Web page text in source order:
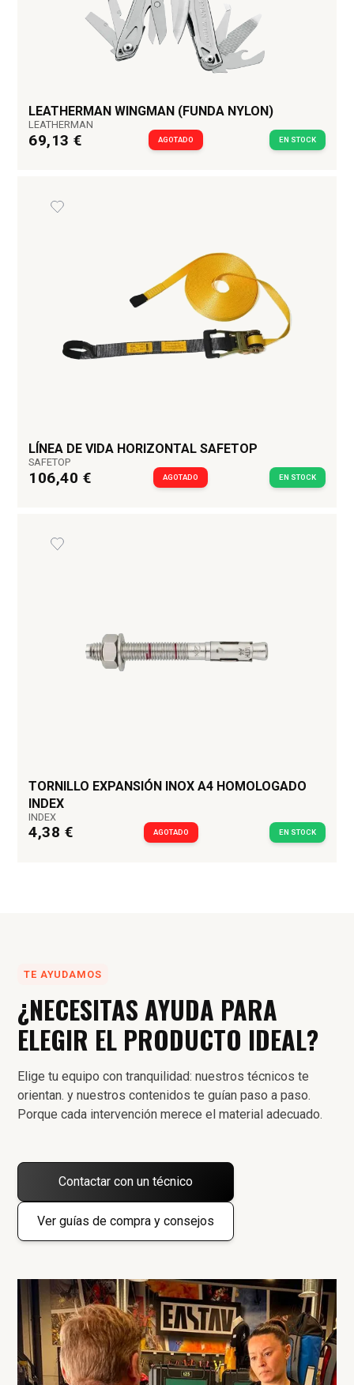
LEATHERMAN WINGMAN (FUNDA NYLON)
LEATHERMAN
69,13 € AGOTADO EN STOCK
LÍNEA DE VIDA HORIZONTAL SAFETOP
SAFETOP
106,40 € AGOTADO EN STOCK
TORNILLO EXPANSIÓN INOX A4 HOMOLOGADO
INDEX
INDEX
4,38 € AGOTADO EN STOCK
TE AYUDAMOS
¿NECESITAS AYUDA PARA
ELEGIR EL PRODUCTO IDEAL?
Elige tu equipo con tranquilidad: nuestros técnicos te
orientan. y nuestros contenidos te guían paso a paso.
Porque cada intervención merece el material adecuado.
Contactar con un técnico
Ver guías de compra y consejos